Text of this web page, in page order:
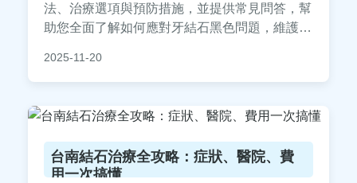
法、治療選項與預防措施，並提供常見問答，幫
助您全面了解如何應對牙結石黑色問題，維護口
相關困擾的讀者參考。
2025-11-20
台南結石治療全攻略：症狀、醫院、費
用一次搞懂